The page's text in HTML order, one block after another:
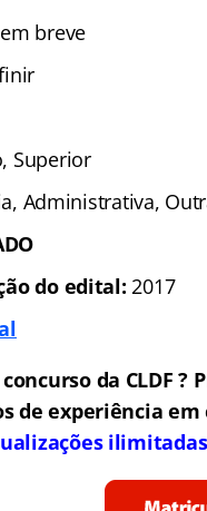
em breve
Superior
Administrativa,
do edital:2017
da CLDF
de experiência